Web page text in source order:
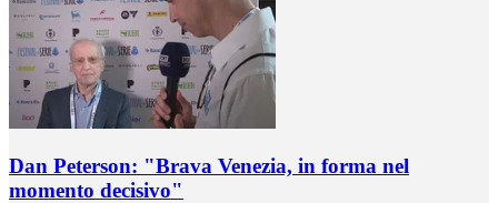
Dan Peterson: "Brava Venezia, in forma nel
momento decisivo"